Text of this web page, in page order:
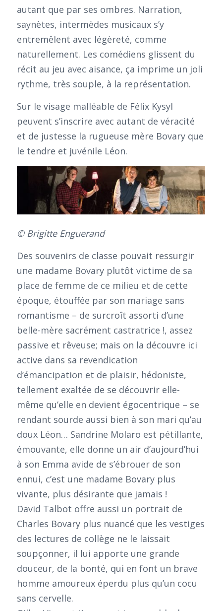
autant que par ses ombres. Narration,
saynètes, intermèdes musicaux s’y
entremêlent avec légèreté, comme
naturellement. Les comédiens glissent du
récit au jeu avec aisance, ça imprime un joli
rythme, très souple, à la représentation.
Sur le visage malléable de Félix Kysyl
peuvent s’inscrire avec autant de véracité
et de justesse la rugueuse mère Bovary que
le tendre et juvénile Léon.
© Brigitte Enguerand
Des souvenirs de classe pouvait ressurgir
une madame Bovary plutôt victime de sa
place de femme de ce milieu et de cette
époque, étouffée par son mariage sans
romantisme – de surcroît assorti d’une
belle-mère sacrément castratrice !, assez
passive et rêveuse; mais on la découvre ici
active dans sa revendication
d’émancipation et de plaisir, hédoniste,
tellement exaltée de se découvrir elle-
même qu’elle en devient égocentrique – se
rendant sourde aussi bien à son mari qu’au
doux Léon… Sandrine Molaro est pétillante,
émouvante, elle donne un air d’aujourd’hui
à son Emma avide de s’ébrouer de son
ennui, c’est une madame Bovary plus
vivante, plus désirante que jamais !
David Talbot offre aussi un portrait de
Charles Bovary plus nuancé que les vestiges
des lectures de collège ne le laissait
soupçonner, il lui apporte une grande
douceur, de la bonté, qui en font un brave
homme amoureux éperdu plus qu’un cocu
sans cervelle.